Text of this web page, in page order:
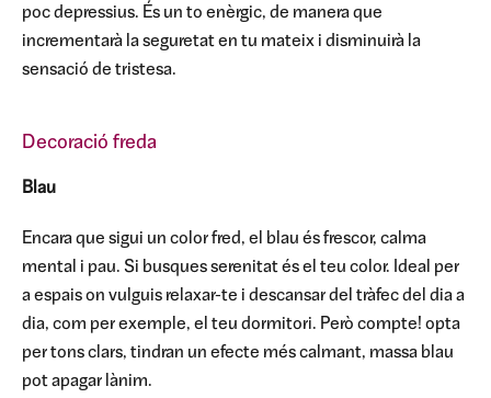
poc depressius. És un to enèrgic, de manera que
incrementarà la seguretat en tu mateix i disminuirà la
sensació de tristesa.
Decoració freda
Blau
Encara que sigui un color fred, el blau és frescor, calma
mental i pau. Si busques serenitat és el teu color. Ideal per
a espais on vulguis relaxar-te i descansar del tràfec del dia a
dia, com per exemple, el teu dormitori. Però compte! opta
per tons clars, tindran un efecte més calmant, massa blau
pot apagar lànim.